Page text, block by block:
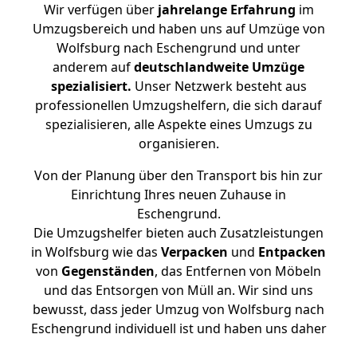
Wir verfügen überjahrelange Erfahrung im
Umzugsbereich und haben uns auf Umzüge von
Wolfsburg nach Eschengrund und unter
anderem aufdeutschlandweite Umzüge
spezialisiert. Unser Netzwerk besteht aus
professionellen Umzugshelfern, die sich darauf
spezialisieren, alle Aspekte eines Umzugs zu
organisieren.
Von der Planung über den Transport bis hin zur
Einrichtung Ihres neuen Zuhause in
Eschengrund.
Die Umzugshelfer bieten auch Zusatzleistungen
in Wolfsburg wie das Verpacken und Entpacken
von Gegenständen, das Entfernen von Möbeln
und das Entsorgen von Müll an. Wir sind uns
bewusst, dass jeder Umzug von Wolfsburg nach
Eschengrund individuell ist und haben uns daher